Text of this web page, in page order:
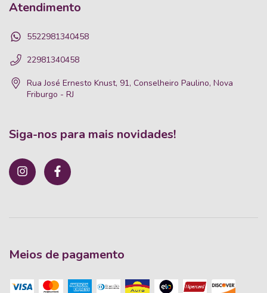
Atendimento
5522981340458
22981340458
Rua José Ernesto Knust, 91, Conselheiro Paulino, Nova
Friburgo - RJ
Siga-nos para mais novidades!
Meios de pagamento